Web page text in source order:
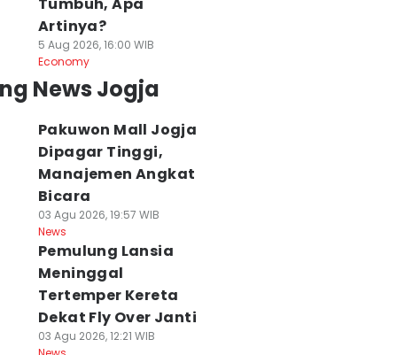
Artinya?
5 Aug 2026, 16:00 WIB
Economy
News Jogja
Pakuwon Mall Jogja
Dipagar Tinggi,
Manajemen Angkat
Bicara
03 Agu 2026, 19:57 WIB
News
Pemulung Lansia
Meninggal
Tertemper Kereta
Dekat Fly Over Janti
03 Agu 2026, 12:21 WIB